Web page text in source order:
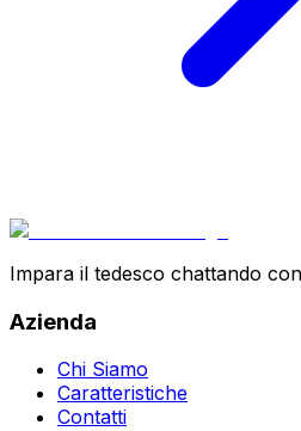
Impara il tedesco chattando
Azienda
Chi Siamo
Caratteristiche
Contatti